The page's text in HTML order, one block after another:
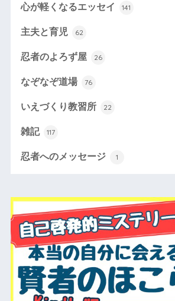
心が軽くなるエッセイ 141
主夫と育児 62
忍者のよろず屋 26
なぞなぞ道場 76
いえづくり教習所 22
雑記 117
忍者へのメッセージ 1